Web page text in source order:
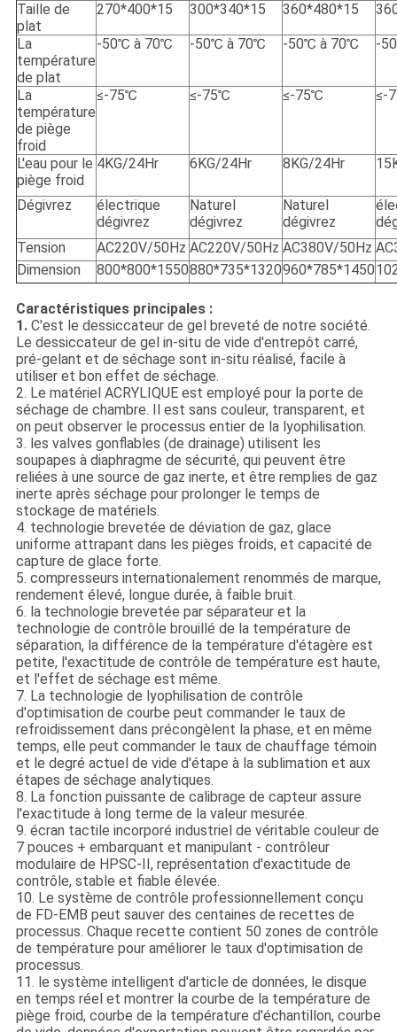
Taille de
plat
270*400*15 300*340*15 360*480*15
La
température
de plat
-50℃ à 70℃ -50℃ à 70℃ -50℃ à 70℃ -
La
température
de piège
froid
≤-75℃ ≤-75℃ ≤-75℃ ≤-
L'eau pour le
piège froid
4KG/24Hr 6KG/24Hr 8KG/24Hr
Dégivrez
électrique
dégivrez
Naturel
dégivrez
Naturel
dégivrez
Tension
AC220V/50Hz AC220V/50Hz AC380V/50Hz
Dimension
800*800*1550880*735*1320960*785*1450
Caractéristiques principales :
1. C'est le dessiccateur de gel breveté de notre société.
Le dessiccateur de gel in-situ de vide d'entrepôt carré,
pré-gelant et de séchage sont in-situ réalisé, facile à
utiliser et bon effet de séchage.
2. Le matériel ACRYLIQUE est employé pour la porte de
séchage de chambre. Il est sans couleur, transparent, et
on peut observer le processus entier de la lyophilisation.
3. les valves gonflables (de drainage) utilisent les
soupapes à diaphragme de sécurité, qui peuvent être
reliées à une source de gaz inerte, et être remplies de gaz
inerte après séchage pour prolonger le temps de
stockage de matériels.
4. technologie brevetée de déviation de gaz, glace
uniforme attrapant dans les pièges froids, et capacité de
capture de glace forte.
5. compresseurs internationalement renommés de marque,
rendement élevé, longue durée, à faible bruit.
6. la technologie brevetée par séparateur et la
technologie de contrôle brouillé de la température de
séparation, la différence de la température d'étagère est
petite, l'exactitude de contrôle de température est haute,
et l'effet de séchage est même.
7. La technologie de lyophilisation de contrôle
d'optimisation de courbe peut commander le taux de
refroidissement dans précongèlent la phase, et en même
temps, elle peut commander le taux de chauffage témoin
et le degré actuel de vide d'étape à la sublimation et aux
étapes de séchage analytiques.
8. La fonction puissante de calibrage de capteur assure
l'exactitude à long terme de la valeur mesurée.
9. écran tactile incorporé industriel de véritable couleur de
7 pouces + embarquant et manipulant - contrôleur
modulaire de HPSC-II, représentation d'exactitude de
contrôle, stable et fiable élevée.
10. Le système de contrôle professionnellement conçu
de FD-EMB peut sauver des centaines de recettes de
processus. Chaque recette contient 50 zones de contrôle
de température pour améliorer le taux d'optimisation de
processus.
11. le système intelligent d'article de données, le disque
en temps réel et montrer la courbe de la température de
piège froid, courbe de la température d'échantillon, courbe